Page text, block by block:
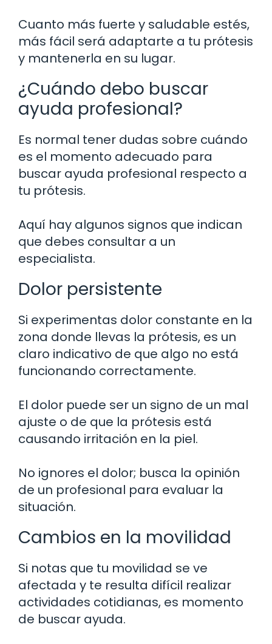
Cuanto más fuerte y saludable estés,
más fácil será adaptarte a tu prótesis
y mantenerla en su lugar.
¿Cuándo debo buscar
ayuda profesional?
Es normal tener dudas sobre cuándo
es el momento adecuado para
buscar ayuda profesional respecto a
tu prótesis.
Aquí hay algunos signos que indican
que debes consultar a un
especialista.
Dolor persistente
Si experimentas dolor constante en la
zona donde llevas la prótesis, es un
claro indicativo de que algo no está
funcionando correctamente.
El dolor puede ser un signo de un mal
ajuste o de que la prótesis está
causando irritación en la piel.
No ignores el dolor; busca la opinión
de un profesional para evaluar la
situación.
Cambios en la movilidad
Si notas que tu movilidad se ve
afectada y te resulta difícil realizar
actividades cotidianas, es momento
de buscar ayuda.